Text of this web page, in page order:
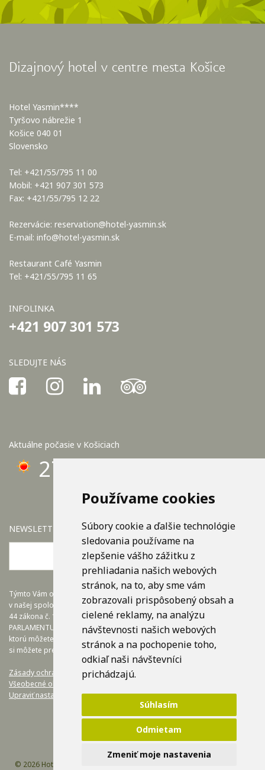
Používame cookies
Súbory cookie a ďalšie technológie
sledovania používame na
zlepšenie vášho zážitku z
prehliadania našich webových
stránok, na to, aby sme vám
zobrazovali prispôsobený obsah a
cielené reklamy, na analýzu
návštevnosti našich webových
stránok a na pochopenie toho,
odkiaľ naši návštevníci
prichádzajú.
Súhlasím
Odmietam
Zmeniť moje nastavenia
Dizajnový hotel v centre mesta Košice
Hotel Yasmin****
Tyršovo nábrežie 1
Košice 040 01
Slovensko
Tel: +421/55/795 11 00
Mobil: +421 907 301 573
Fax: +421/55/795 12 22
Rezervácie: reservation@hotel-yasmin.sk
E-mail: info@hotel-yasmin.sk
Restaurant Café Yasmin
Tel: +421/55/795 11 65
INFOLINKA
+421 907 301 573
SLEDUJTE NÁS
Aktuálne počasie v Košiciach
27°C
NEWSLETTER
Týmto Vám oznamujeme, že dohľad nad spracovaním osobných údajov
v našej spoločnosti zabezpečuje firma EuroTRADING s.r.o., a v súlade s §
44 zákona č. 18/20128 Z.z. a článkom č.37 NARIADENIA EURÓPSKEHO
PARLAMENTU A RADY (EÚ) 2016/679, nám poskytuje zodpovednú osobu,
ktorú môžete kontaktovať na adrese zo@eurotrading.sk. Viac informácií
si môžete prečítať tu: www.eurotrading.sk/zo
Zásady ochrany osobných údajov.
Všeobecné obchodné podmienky.
Upraviť nastavenia COOKIES
© 2026 Hotel Yasmin Košice /